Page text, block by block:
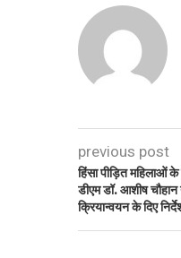
previous post
हिंसा पीड़ित महिलाओं
डीएम डॉ. आशीष
क्रियान्वयन के दिए